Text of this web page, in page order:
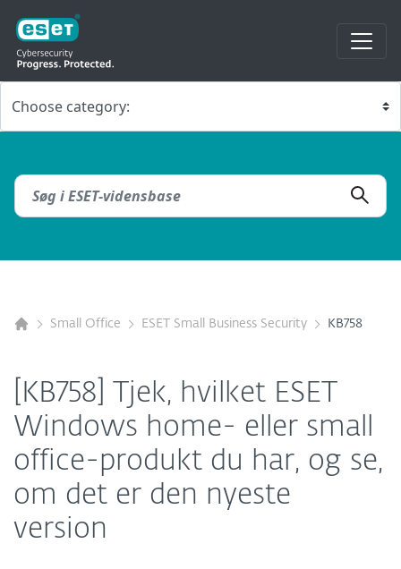
Small Office ESET Small Business Security KB758
[KB758] Tjek, hvilket ESET
Windows home- eller small
office-produkt du har, og se,
om det er den nyeste
version